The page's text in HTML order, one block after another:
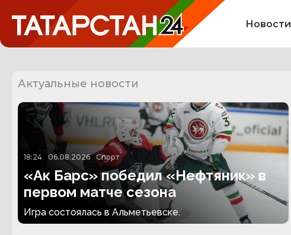
Новости
Актуальные новости
18:24 06.08.2026 Спорт
«Ак Барс» победил «Нефтяник» в
первом матче сезона
Игра состоялась в Альметьевске.